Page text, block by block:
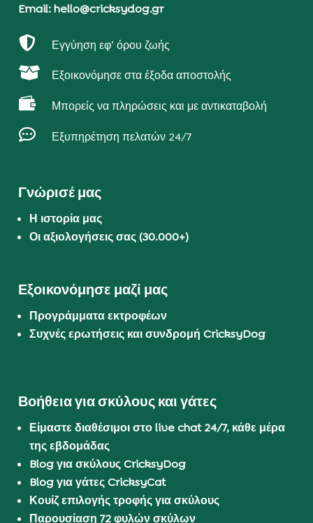
Email: hello@cricksydog.gr
 Εγγύηση εφ’ όρου ζωής
 Εξοικονόμησε στα έξοδα αποστολής
 Μπορείς να πληρώσεις και με αντικαταβολή
 Εξυπηρέτηση πελατών 24/7
Γνώρισέ μας
Η ιστορία μας
Οι αξιολογήσεις σας (30.000+)
Εξοικονόμησε μαζί μας
Προγράμματα εκτροφέων
Συχνές ερωτήσεις και συνδρομή CricksyDog
Βοήθεια για σκύλους και γάτες
Είμαστε διαθέσιμοι στο live chat 24/7, κάθε μέρα
της εβδομάδας
Blog για σκύλους CricksyDog
Blog για γάτες CricksyCat
Κουίζ επιλογής τροφής για σκύλους
Παρουσίαση 72 φυλών σκύλων